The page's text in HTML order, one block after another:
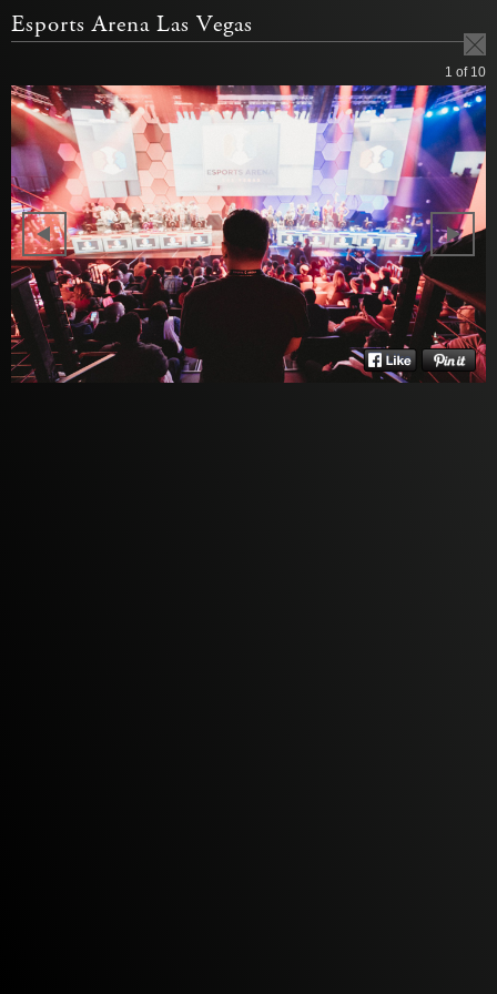
Esports Arena Las Vegas
1 of 10